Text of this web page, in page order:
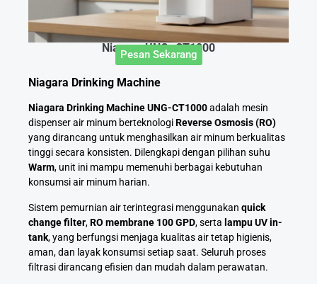
Niagara UNG -CT1000
Pesan Sekarang
Niagara Drinking Machine
Niagara Drinking Machine UNG-CT1000adalah mesin
dispenser air minum berteknologiReverse Osmosis (RO)
yang dirancang untuk menghasilkan air minum berkualitas
tinggi secara konsisten. Dilengkapi dengan pilihan suhu
Warm, unit ini mampu memenuhi berbagai kebutuhan
konsumsi air minum harian.
Sistem pemurnian air terintegrasi menggunakan quick
change filter,RO membrane 100 GPD, serta lampu UV in-
tank, yang berfungsi menjaga kualitas air tetap higienis,
aman, dan layak konsumsi setiap saat. Seluruh proses
filtrasi dirancang efisien dan mudah dalam perawatan.